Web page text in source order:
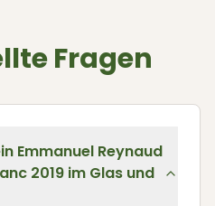
Fragen
Emmanuel Reynaud
2019 im Glas und